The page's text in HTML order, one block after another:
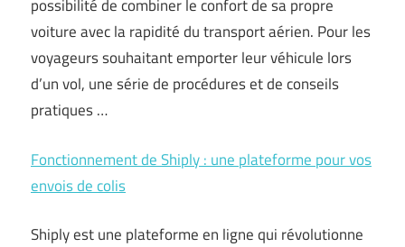
possibilité de combiner le confort de sa propre
voiture avec la rapidité du transport aérien. Pour les
voyageurs souhaitant emporter leur véhicule lors
d’un vol, une série de procédures et de conseils
pratiques …
Fonctionnement de Shiply : une plateforme pour vos
envois de colis
Shiply est une plateforme en ligne qui révolutionne